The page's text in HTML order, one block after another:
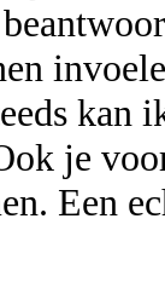
kan
je
Een